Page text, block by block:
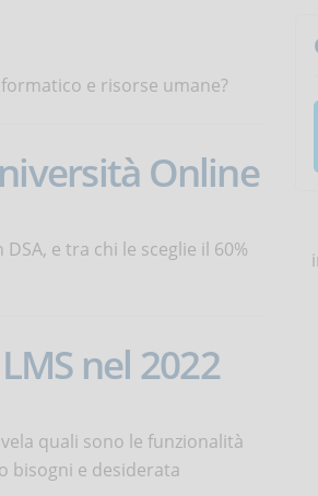
e risorse umane?
Online
e tra chi le sceglie il 60%
nel 2022
quali sono le funzionalità
bisogni e desiderata